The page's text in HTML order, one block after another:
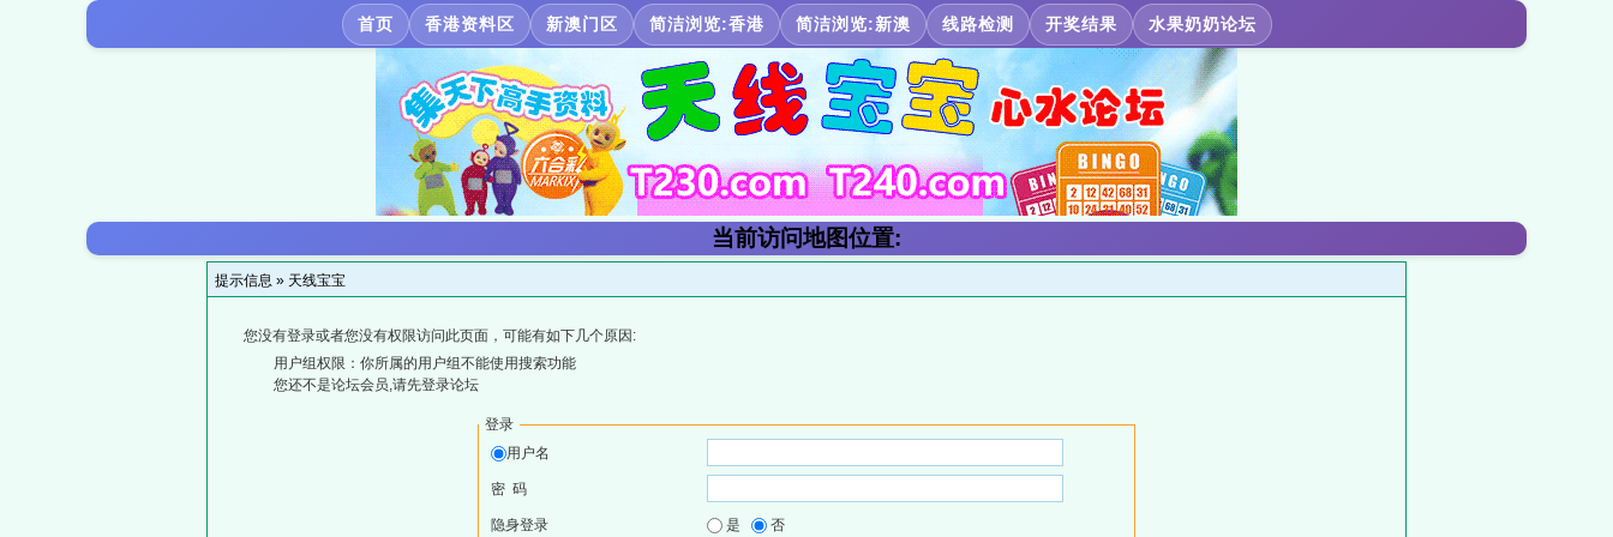
首页 香港资料区 新澳门区 简洁浏览:香港 简洁浏览:新澳 线路检测 开奖结果 水果奶奶论坛
当前访问地图位置:
提示信息 » 天线宝宝
您没有登录或者您没有权限访问此页面，可能有如下几个原因:
用户组权限：你所属的用户组不能使用搜索功能
您还不是论坛会员,请先登录论坛
登录
用户名
密 码
隐身登录 是 否